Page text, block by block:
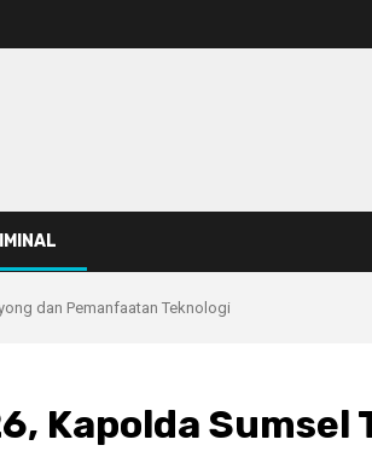
dan Pemanfaatan Teknologi
Kapolda Sumsel